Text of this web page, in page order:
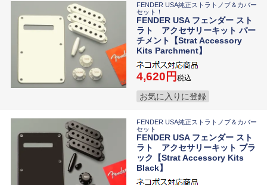
FENDER USA純正ストラトノブ＆カバー
セット！
FENDER USA フェンダー スト
ラト アクセサリーキット パー
チメント【Strat Accessory
Kits Parchment】
4,620 税込
お気に入りに登録
FENDER USA純正ストラトノブ＆カバー
セット
FENDER USA フェンダー スト
ラト アクセサリーキット ブラ
ック【Strat Accessory Kits
Black】